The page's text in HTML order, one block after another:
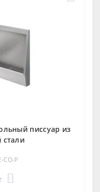
писсуар из
CO-P